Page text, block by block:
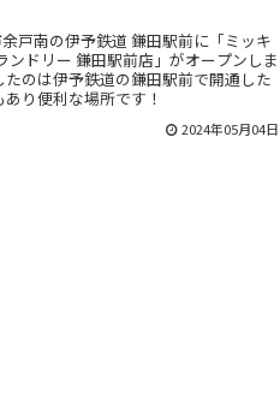
戸南の伊予鉄道 鎌田駅前に「ミッキ
ンドリー 鎌田駅前店」がオープンしま
たのは伊予鉄道の鎌田駅前で開通した
り便利な場所です！
2024年05月04日